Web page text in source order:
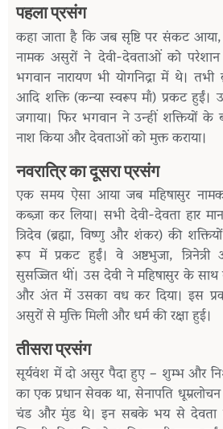
पहला प्रसंग
कहा जाता है कि जब सृष्टि पर संकट
नामक असुरों ने देवी-देवताओं को
भगवान नारायण भी योगनिद्रा में थे। तभी
आदि शक्ति (कन्या स्वरूप माँ) प्रकट हुईं।
जगाया। फिर भगवान ने उन्हीं
नाश किया और देवताओं को मुक्त कराया।
नवरात्रि का दूसरा प्रसंग
एक समय ऐसा आया जब महिषासुर
कब्ज़ा कर लिया। सभी देवी-देवता हार
त्रिदेव (ब्रह्मा, विष्णु और शंकर) की
रूप में प्रकट हुईं। वे अष्टभुजा, त्रिनेत्री
सुसज्जित थीं। उस देवी ने महिषासुर के
और अंत में उसका वध कर दिया। इस
असुरों से मुक्ति मिली और धर्म की रक्षा हुई।
तीसरा प्रसंग
सूर्यवंश में दो असुर पैदा हुए – शुम्भ और
का एक प्रधान सेवक था, सेनापति
चंड और मुंड थे। इन सबके भय से देवता